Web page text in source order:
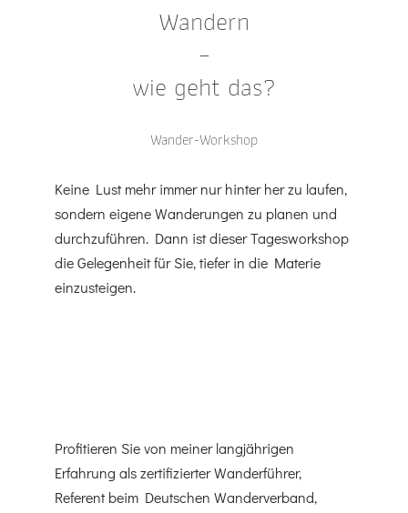
Wandern
–
wie geht das?
Wander-Workshop
Keine Lust mehr immer nur hinter her zu laufen,
sondern eigene Wanderungen zu planen und
durchzuführen. Dann ist dieser Tagesworkshop
die Gelegenheit für Sie, tiefer in die Materie
einzusteigen.
Profitieren Sie von meiner langjährigen
Erfahrung als zertifizierter Wanderführer,
Referent beim Deutschen Wanderverband,